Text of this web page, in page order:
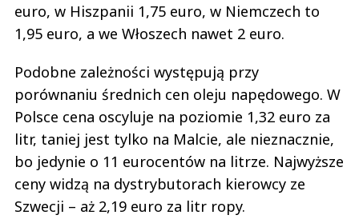
euro, w Hiszpanii 1,75 euro, w Niemczech to
1,95 euro, a we Włoszech nawet 2 euro.
Podobne zależności występują przy
porównaniu średnich cen oleju napędowego. W
Polsce cena oscyluje na poziomie 1,32 euro za
litr, taniej jest tylko na Malcie, ale nieznacznie,
bo jedynie o 11 eurocentów na litrze. Najwyższe
ceny widzą na dystrybutorach kierowcy ze
Szwecji – aż 2,19 euro za litr ropy.